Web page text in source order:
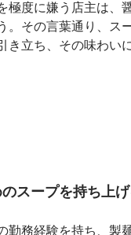
極度に嫌う店主は、
。その言葉通り、ス
き立ち、その味わい
スープを持ち上
勤務経験を持ち、製